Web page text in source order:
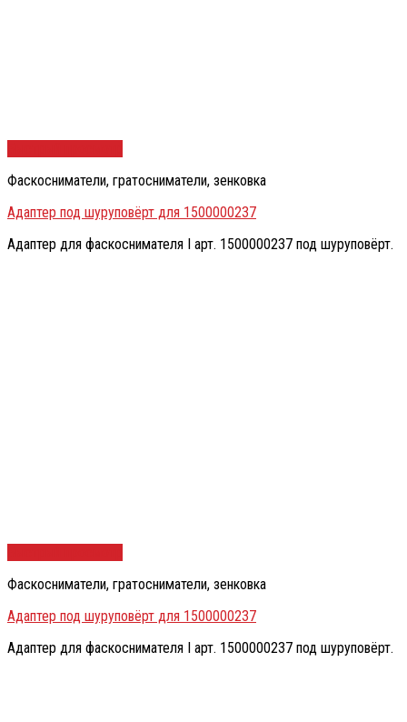
Фаскосниматели, гратосниматели, зенковка
Адаптер под шуруповёрт для 1500000237
Адаптер для фаскоснимателя I арт. 1500000237 под шуруповёрт.
Фаскосниматели, гратосниматели, зенковка
Адаптер под шуруповёрт для 1500000237
Адаптер для фаскоснимателя I арт. 1500000237 под шуруповёрт.